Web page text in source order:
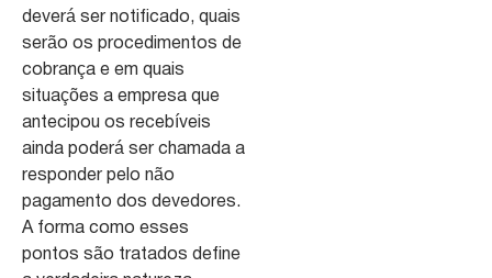
deverá ser notificado, quais
serão os procedimentos de
cobrança e em quais
situações a empresa que
antecipou os recebíveis
ainda poderá ser chamada a
responder pelo não
pagamento dos devedores.
A forma como esses
pontos são tratados define